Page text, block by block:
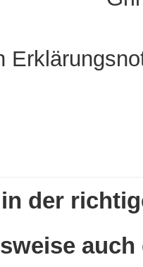
der
auch